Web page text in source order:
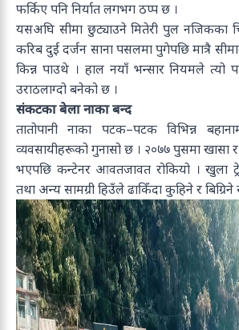
फर्किए पनि निर्यात लगभग ठप्प छ ।
यसअघि सीमा छुट्याउने मितेरी पुल नजिकका
करिब दुई दर्जन साना पसलमा पुगेपछि मात्रै
किन्न पाउथे । हाल नयाँ भन्सार नियमले त्यो
उराठलाग्दो बनेको छ ।
संकटका बेला नाका बन्द
तातोपानी नाका पटक–पटक विभिन्न
व्यवसायीहरूको गुनासो छ । २०७७ पुसमा खासा र
भएपछि कन्टेनर आवतजावत रोकियो । खुला
तथा अन्य सामग्री हिउँले ढाकिँदा कुहिने र